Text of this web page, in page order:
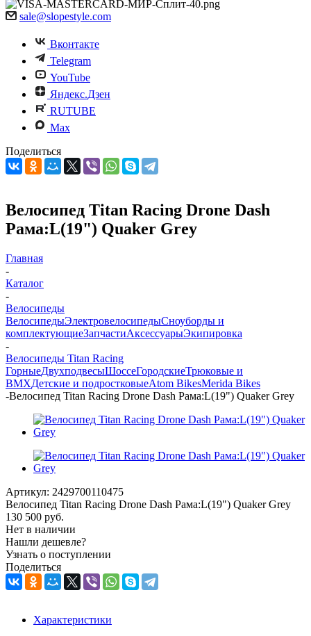
sale@slopestyle.com
Вконтакте
Telegram
YouTube
Яндекс.Дзен
RUTUBE
Max
Поделиться
Велосипед Titan Racing Drone Dash
Рама:L(19") Quaker Grey
Главная
-
Каталог
-
Велосипеды
ВелосипедыЭлектровелосипедыCноуборды и
комплектующиеЗапчастиАксессуарыЭкипировка
-
Велосипеды Titan Racing
ГорныеДвухподвесыШоссеГородскиеТрюковые и
BMXДетские и подростковыеAtom BikesMerida Bikes
-Велосипед Titan Racing Drone Dash Рама:L(19") Quaker Grey
Артикул: 2429700110475
Велосипед Titan Racing Drone Dash Рама:L(19") Quaker Grey
130 500 руб.
Нет в наличии
Нашли дешевле?
Узнать о поступлении
Поделиться
Характеристики